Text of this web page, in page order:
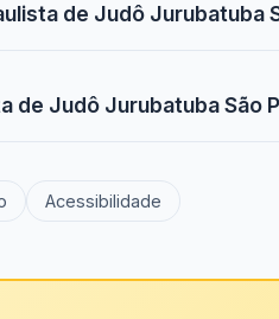
de Judô Jurubatuba
de Judô Jurubatuba São
Acessibilidade